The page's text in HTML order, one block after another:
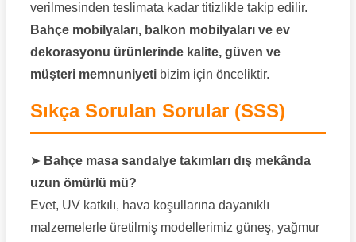
verilmesinden teslimata kadar titizlikle takip edilir.
Bahçe mobilyaları, balkon mobilyaları ve ev
dekorasyonu ürünlerinde kalite, güven ve
müşteri memnuniyeti bizim için önceliktir.
Sıkça Sorulan Sorular (SSS)
➤ Bahçe masa sandalye takımları dış mekânda
uzun ömürlü mü?
Evet, UV katkılı, hava koşullarına dayanıklı
malzemelerle üretilmiş modellerimiz güneş, yağmur